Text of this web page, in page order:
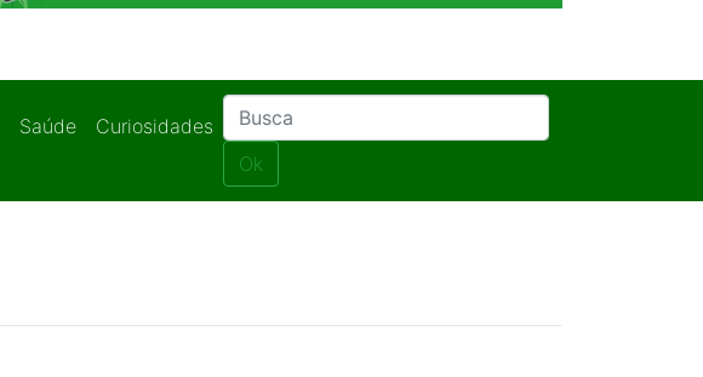
Saúde
Curiosidades
Ok